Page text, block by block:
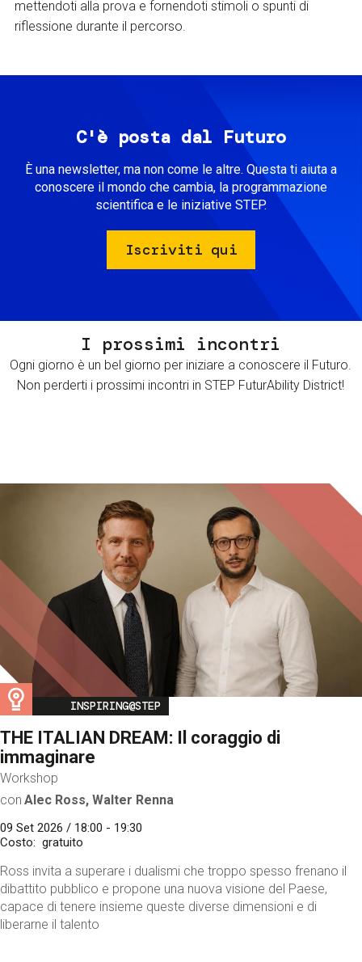
mettendoti alla prova e fornendoti stimoli o spunti di
riflessione durante il percorso.
C'è posta dal Futuro
È una newsletter, ma non come le altre. Questa ti aiuta a
conoscere il mondo che cambia, la programmazione
scientifica e le iniziative STEP.
Iscriviti qui
I prossimi incontri
Ogni giorno è un bel giorno per iniziare a conoscere il Futuro.
Non perderti i prossimi incontri in STEP FuturAbility District!
Image
INSPIRING@STEP
THE ITALIAN DREAM: Il coraggio di
immaginare
Workshop
con Alec Ross, Walter Renna
09 Set 2026 / 18:00 - 19:30
Costo
gratuito
Ross invita a superare i dualismi che troppo spesso frenano il
dibattito pubblico e propone una nuova visione del Paese,
capace di tenere insieme queste diverse dimensioni e di
liberarne il talento